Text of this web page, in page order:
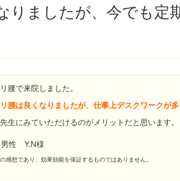
りましたが、今でも定
腰で来院しました。
腰は良くなりましたが、仕事上デスクワークが
生にみていただけるのがメリットだと思います。
性 Y.N様
感想であり、効果効能を保証するものではありません。